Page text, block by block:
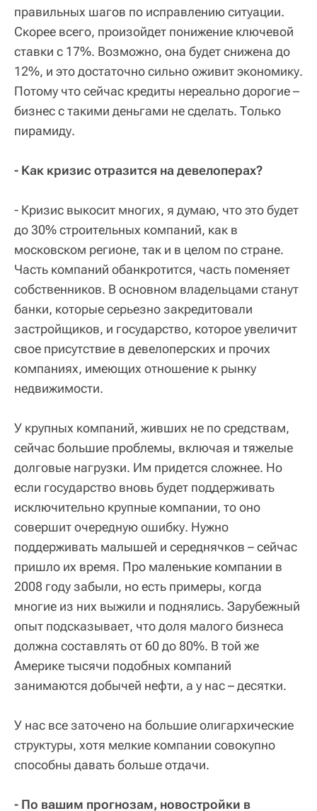
правильных шагов по исправлению ситуации.
Скорее всего, произойдет понижение ключевой
ставки с 17%. Возможно, она будет снижена до
12%, и это достаточно сильно оживит экономику.
Потому что сейчас кредиты нереально дорогие –
бизнес с такими деньгами не сделать. Только
пирамиду.
- Как кризис отразится на девелоперах?
- Кризис выкосит многих, я думаю, что это будет
до 30% строительных компаний, как в
московском регионе, так и в целом по стране.
Часть компаний обанкротится, часть поменяет
собственников. В основном владельцами станут
банки, которые серьезно закредитовали
застройщиков, и государство, которое увеличит
свое присутствие в девелоперских и прочих
компаниях, имеющих отношение к рынку
недвижимости.
У крупных компаний, живших не по средствам,
сейчас большие проблемы, включая и тяжелые
долговые нагрузки. Им придется сложнее. Но
если государство вновь будет поддерживать
исключительно крупные компании, то оно
совершит очередную ошибку. Нужно
поддерживать малышей и середнячков – сейчас
пришло их время. Про маленькие компании в
2008 году забыли, но есть примеры, когда
многие из них выжили и поднялись. Зарубежный
опыт подсказывает, что доля малого бизнеса
должна составлять от 60 до 80%. В той же
Америке тысячи подобных компаний
занимаются добычей нефти, а у нас – десятки.
У нас все заточено на большие олигархические
структуры, хотя мелкие компании совокупно
способны давать больше отдачи.
- По вашим прогнозам, новостройки в